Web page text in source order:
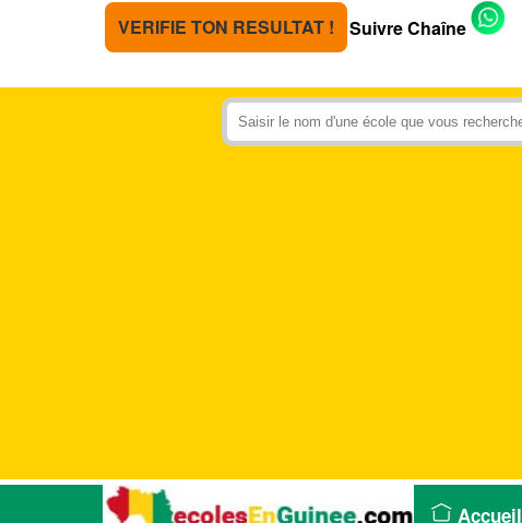
VERIFIE TON RESULTAT ! Suivre Chaîne
Accueil